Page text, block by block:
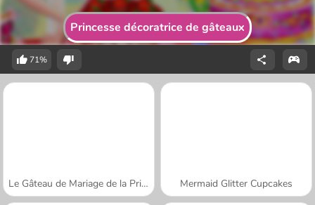
Princesse décoratrice de gâteaux
71%
Le Gâteau de Mariage de la Princesse Mermaid Glitter Cupcakes